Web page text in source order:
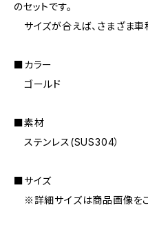
のセットです。
サイズが合えば、さまざま車
■カラー
ゴールド
■素材
ステンレス(SUS304）
■サイズ
※詳細サイズは商品画像をご